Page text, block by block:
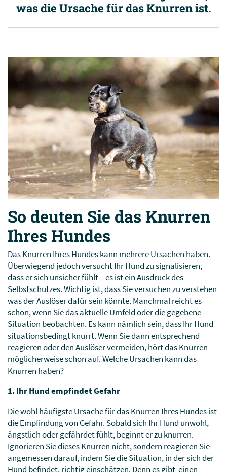
was die Ursache für das Knurren ist.
So deuten Sie das Knurren
Ihres Hundes
Das Knurren Ihres Hundes kann mehrere Ursachen haben.
Überwiegend jedoch versucht Ihr Hund zu signalisieren,
dass er sich unsicher fühlt – es ist ein Ausdruck des
Selbstschutzes. Wichtig ist, dass Sie versuchen zu verstehen
was der Auslöser dafür sein könnte. Manchmal reicht es
schon, wenn Sie das aktuelle Umfeld oder die gegebene
Situation beobachten. Es kann nämlich sein, dass Ihr Hund
situationsbedingt knurrt. Wenn Sie dann entsprechend
reagieren oder den Auslöser vermeiden, hört das Knurren
möglicherweise schon auf. Welche Ursachen kann das
Knurren haben?
1. Ihr Hund empfindet Gefahr
Die wohl häufigste Ursache für das Knurren Ihres Hundes ist
die Empfindung von Gefahr. Sobald sich Ihr Hund unwohl,
ängstlich oder gefährdet fühlt, beginnt er zu knurren.
Ignorieren Sie dieses Knurren nicht, sondern reagieren Sie
angemessen darauf, indem Sie die Situation, in der sich der
Hund befindet, richtig einschätzen. Denn es gibt einen